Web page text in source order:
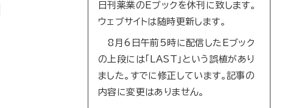
日刊薬業のEブックを休刊に致します。
ウェブサイトは随時更新します。
8月6日午前5時に配信したEブック
の上段には「LAST」という誤植があり
ました。すでに修正しています。記事の
内容に変更はありません。